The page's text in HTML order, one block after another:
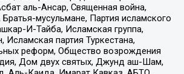
аль-Ансар, Священная война,
Братья-мусульмане, Партия исламского
И-Тайба, Исламская группа,
Исламская партия Туркестана,
реформ, Общество возрождения
Дом двух святых, Джунд аш-Шам,